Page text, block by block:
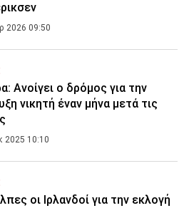
2026 09:50
Ανοίγει ο δρόμος για την
νικητή έναν μήνα μετά τις
2025 10:10
οι Ιρλανδοί για την εκλογή